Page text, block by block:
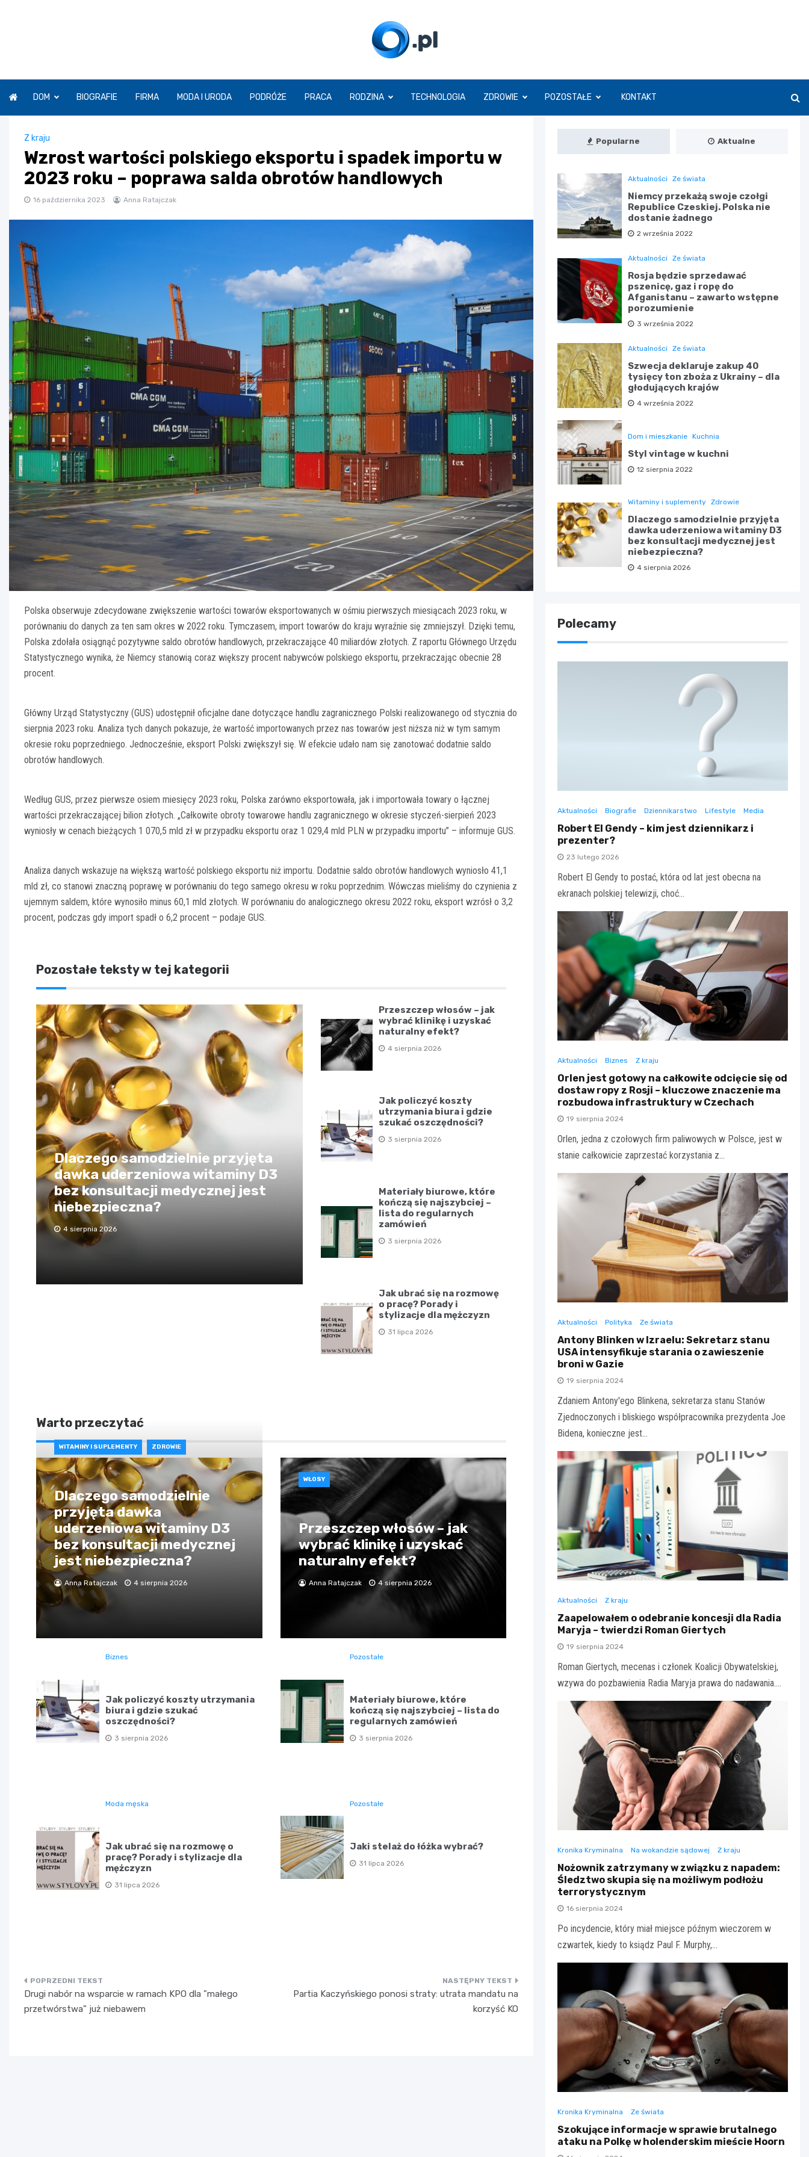
O.pl
DOM BIOGRAFIE FIRMA MODA I URODA PODRÓŻE PRACA RODZINA TECHNOLOGIA ZDROWIE POZOSTAŁE KONTAKT
Z kraju
Wzrost wartości polskiego eksportu i spadek importu w
2023 roku – poprawa salda obrotów handlowych
16 października 2023 Anna Ratajczak
Polska obserwuje zdecydowane zwiększenie wartości towarów eksportowanych w ośmiu pierwszych miesiącach 2023 roku, w
porównaniu do danych za ten sam okres w 2022 roku. Tymczasem, import towarów do kraju wyraźnie się zmniejszył. Dzięki temu,
Polska zdołała osiągnąć pozytywne saldo obrotów handlowych, przekraczające 40 miliardów złotych. Z raportu Głównego Urzędu
Statystycznego wynika, że Niemcy stanowią coraz większy procent nabywców polskiego eksportu, przekraczając obecnie 28
procent.
Główny Urząd Statystyczny (GUS) udostępnił oficjalne dane dotyczące handlu zagranicznego Polski realizowanego od stycznia do
sierpnia 2023 roku. Analiza tych danych pokazuje, że wartość importowanych przez nas towarów jest niższa niż w tym samym
okresie roku poprzedniego. Jednocześnie, eksport Polski zwiększył się. W efekcie udało nam się zanotować dodatnie saldo
obrotów handlowych.
Według GUS, przez pierwsze osiem miesięcy 2023 roku, Polska zarówno eksportowała, jak i importowała towary o łącznej
wartości przekraczającej bilion złotych. „Całkowite obroty towarowe handlu zagranicznego w okresie styczeń-sierpień 2023
wyniosły w cenach bieżących 1 070,5 mld zł w przypadku eksportu oraz 1 029,4 mld PLN w przypadku importu” – informuje GUS.
Analiza danych wskazuje na większą wartość polskiego eksportu niż importu. Dodatnie saldo obrotów handlowych wyniosło 41,1
mld zł, co stanowi znaczną poprawę w porównaniu do tego samego okresu w roku poprzednim. Wówczas mieliśmy do czynienia z
ujemnym saldem, które wynosiło minus 60,1 mld złotych. W porównaniu do analogicznego okresu 2022 roku, eksport wzrósł o 3,2
procent, podczas gdy import spadł o 6,2 procent – podaje GUS.
Pozostałe teksty w tej kategorii
Dlaczego samodzielnie przyjęta
dawka uderzeniowa witaminy D3
bez konsultacji medycznej jest
niebezpieczna?
4 sierpnia 2026
Przeszczep włosów – jak
wybrać klinikę i uzyskać
naturalny efekt?
4 sierpnia 2026
Jak policzyć koszty
utrzymania biura i gdzie
szukać oszczędności?
3 sierpnia 2026
Materiały biurowe, które
kończą się najszybciej –
lista do regularnych
zamówień
3 sierpnia 2026
Jak ubrać się na rozmowę
o pracę? Porady i
stylizacje dla mężczyzn
31 lipca 2026
Warto przeczytać
WITAMINY I SUPLEMENTY ZDROWIE
Dlaczego samodzielnie
przyjęta dawka
uderzeniowa witaminy D3
bez konsultacji medycznej
jest niebezpieczna?
Anna Ratajczak 4 sierpnia 2026
WŁOSY
Przeszczep włosów – jak
wybrać klinikę i uzyskać
naturalny efekt?
Anna Ratajczak 4 sierpnia 2026
Biznes
Jak policzyć koszty utrzymania
biura i gdzie szukać
oszczędności?
3 sierpnia 2026
Pozostałe
Materiały biurowe, które
kończą się najszybciej – lista do
regularnych zamówień
3 sierpnia 2026
Moda męska
Jak ubrać się na rozmowę o
pracę? Porady i stylizacje dla
mężczyzn
31 lipca 2026
Pozostałe
Jaki stelaż do łóżka wybrać?
31 lipca 2026
Nawigacja
wpisu
Drugi nabór na wsparcie w ramach KPO dla "małego
przetwórstwa" już niebawem
Partia Kaczyńskiego ponosi straty: utrata mandatu na
korzyść KO
Popularne Aktualne
Aktualności Ze świata
Niemcy przekażą swoje czołgi
Republice Czeskiej. Polska nie
dostanie żadnego
2 września 2022
Aktualności Ze świata
Rosja będzie sprzedawać
pszenicę, gaz i ropę do
Afganistanu – zawarto wstępne
porozumienie
3 września 2022
Aktualności Ze świata
Szwecja deklaruje zakup 40
tysięcy ton zboża z Ukrainy – dla
głodujących krajów
4 września 2022
Dom i mieszkanie Kuchnia
Styl vintage w kuchni
12 sierpnia 2022
Witaminy i suplementy Zdrowie
Dlaczego samodzielnie przyjęta
dawka uderzeniowa witaminy D3
bez konsultacji medycznej jest
niebezpieczna?
4 sierpnia 2026
Polecamy
Aktualności Biografie Dziennikarstwo Lifestyle Media
Robert El Gendy – kim jest dziennikarz i
prezenter?
23 lutego 2026
Robert El Gendy to postać, która od lat jest obecna na
ekranach polskiej telewizji, choć…
Aktualności Biznes Z kraju
Orlen jest gotowy na całkowite odcięcie się od
dostaw ropy z Rosji – kluczowe znaczenie ma
rozbudowa infrastruktury w Czechach
19 sierpnia 2024
Orlen, jedna z czołowych firm paliwowych w Polsce, jest w
stanie całkowicie zaprzestać korzystania z…
Aktualności Polityka Ze świata
Antony Blinken w Izraelu: Sekretarz stanu
USA intensyfikuje starania o zawieszenie
broni w Gazie
19 sierpnia 2024
Zdaniem Antony'ego Blinkena, sekretarza stanu Stanów
Zjednoczonych i bliskiego współpracownika prezydenta Joe
Bidena, konieczne jest…
Aktualności Z kraju
Zaapelowałem o odebranie koncesji dla Radia
Maryja – twierdzi Roman Giertych
19 sierpnia 2024
Roman Giertych, mecenas i członek Koalicji Obywatelskiej,
wzywa do pozbawienia Radia Maryja prawa do nadawania.…
Kronika Kryminalna Na wokandzie sądowej Z kraju
Nożownik zatrzymany w związku z napadem:
Śledztwo skupia się na możliwym podłożu
terrorystycznym
16 sierpnia 2024
Po incydencie, który miał miejsce późnym wieczorem w
czwartek, kiedy to ksiądz Paul F. Murphy,…
Kronika Kryminalna Ze świata
Szokujące informacje w sprawie brutalnego
ataku na Polkę w holenderskim mieście Hoorn